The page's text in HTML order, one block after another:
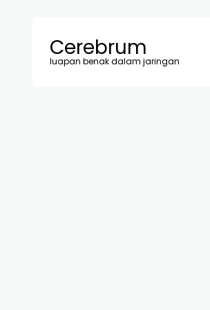
Cerebrum
luapan benak dalam jaringan